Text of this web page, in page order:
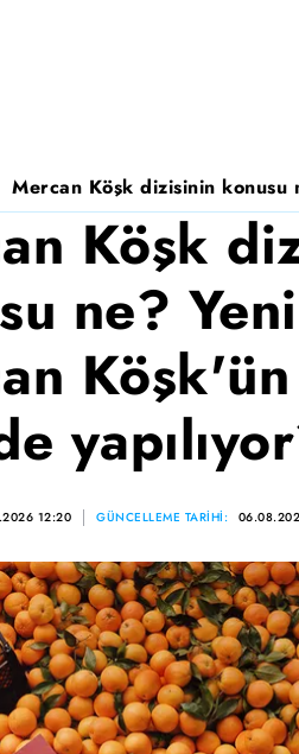
Mercan Köşk dizisinin konusu
Köşk
ne?
12:20 GÜNCELLEME TARİHİ: